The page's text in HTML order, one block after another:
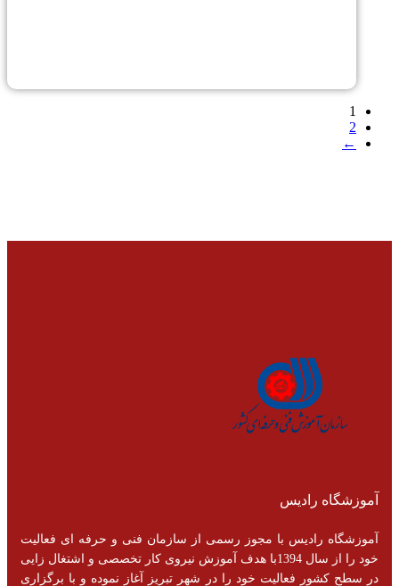
1
2
←
آموزشگاه رادیس
آموزشگاه رادیس با مجوز رسمی از سازمان فنی و حرفه ای فعالیت
خود را از سال 1394با هدف آموزش نیروی کار تخصصی و اشتغال زایی
در سطح کشور فعالیت خود را در شهر تبریز آغاز نموده و با برگزاری